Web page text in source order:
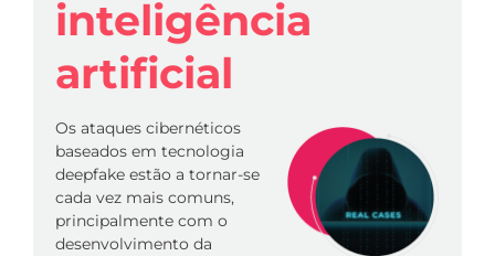
inteligência
artificial
Os ataques cibernéticos
baseados em tecnologia
deepfake estão a tornar-se
cada vez mais comuns,
principalmente com o
desenvolvimento da